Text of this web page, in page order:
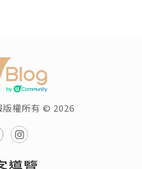
版權所有 © 2026